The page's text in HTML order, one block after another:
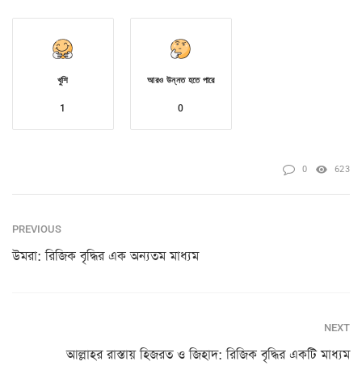
খুশি
1
আরও উন্নত হতে পারে
0
0 623
PREVIOUS
উমরা: রিজিক বৃদ্ধির এক অন্যতম মাধ্যম
NEXT
আল্লাহর রাস্তায় হিজরত ও জিহাদ: রিজিক বৃদ্ধির একটি মাধ্যম